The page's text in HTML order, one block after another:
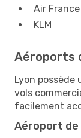
Air France
KLM
Aéroports
Lyon possède
vols
facilement
Aéroport